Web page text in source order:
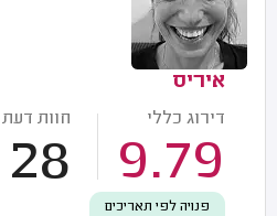
איריס
דירוג כללי
9.79
חוות דעת
28
פנויה לפי תאריכים